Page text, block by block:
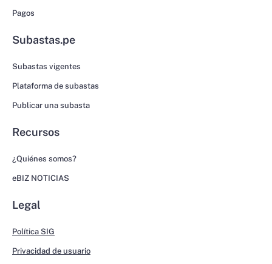
Pagos
Subastas.pe
Subastas vigentes
Plataforma de subastas
Publicar una subasta
Recursos
¿Quiénes somos?
eBIZ NOTICIAS
Legal
Política SIG
Privacidad de usuario